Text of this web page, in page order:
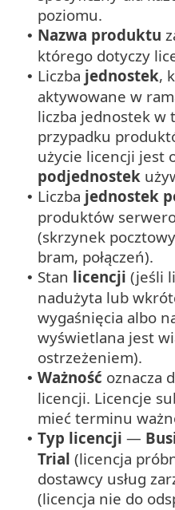
poziomu.
• Nazwa produktu
którego dotyczy
• Liczba jednostek,
aktywowane w
liczba jednostek w
przypadku
użycie licencji jest
podjednostek
• Liczba jednostek
produktów
(skrzynek
bram, połączeń).
• Stan licencji (jeśli
nadużyta lub
wygaśnięcia albo
wyświetlana jest
ostrzeżeniem).
• Ważność oznacza
licencji. Licencje
mieć terminu
• Typ licencji —
Trial (licencja
dostawcy usług
(licencja nie do